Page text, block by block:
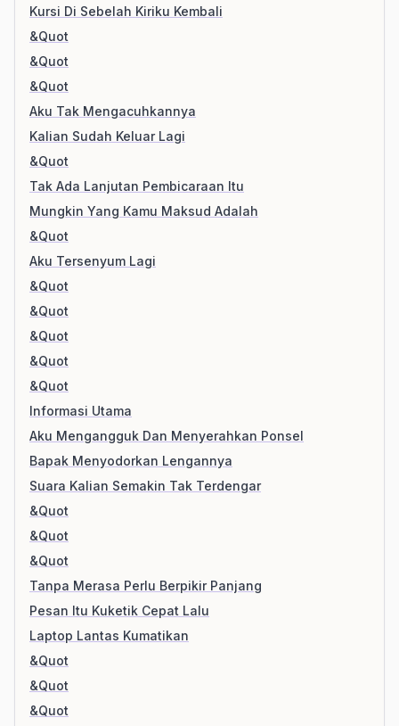
Kursi Di Sebelah Kiriku Kembali
&Quot
&Quot
&Quot
Aku Tak Mengacuhkannya
Kalian Sudah Keluar Lagi
&Quot
Tak Ada Lanjutan Pembicaraan Itu
Mungkin Yang Kamu Maksud Adalah
&Quot
Aku Tersenyum Lagi
&Quot
&Quot
&Quot
&Quot
&Quot
Informasi Utama
Aku Mengangguk Dan Menyerahkan Ponsel
Bapak Menyodorkan Lengannya
Suara Kalian Semakin Tak Terdengar
&Quot
&Quot
&Quot
Tanpa Merasa Perlu Berpikir Panjang
Pesan Itu Kuketik Cepat Lalu
Laptop Lantas Kumatikan
&Quot
&Quot
&Quot